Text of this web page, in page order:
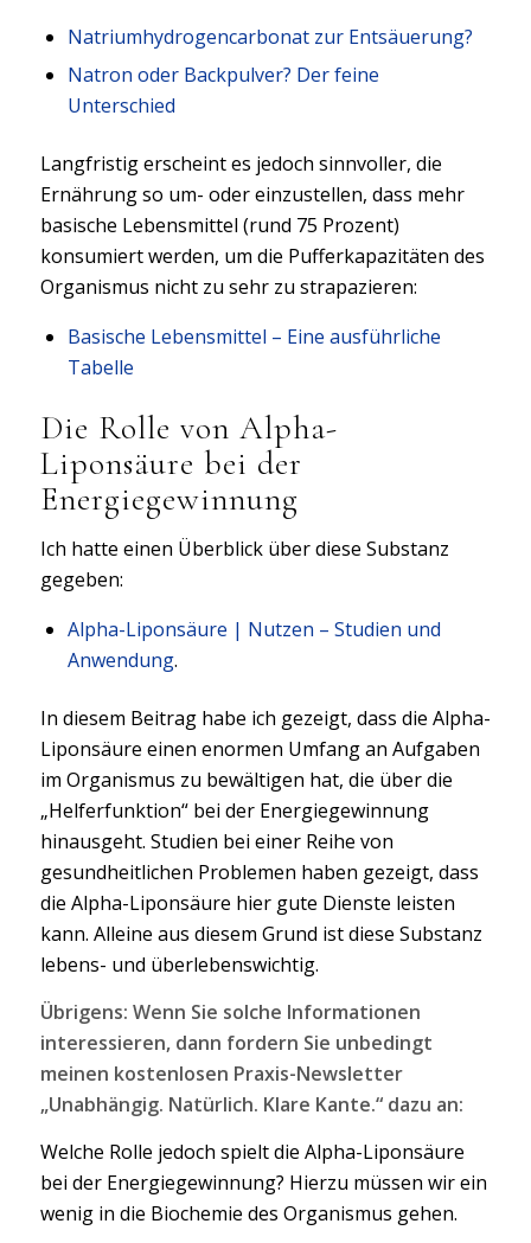
Natriumhydrogencarbonat zur Entsäuerung?
Natron oder Backpulver? Der feine
Unterschied
Langfristig erscheint es jedoch sinnvoller, die
Ernährung so um- oder einzustellen, dass mehr
basische Lebensmittel (rund 75 Prozent)
konsumiert werden, um die Pufferkapazitäten des
Organismus nicht zu sehr zu strapazieren:
Basische Lebensmittel – Eine ausführliche
Tabelle
Die Rolle von Alpha-
Liponsäure bei der
Energiegewinnung
Ich hatte einen Überblick über diese Substanz
gegeben:
Alpha-Liponsäure | Nutzen – Studien und
Anwendung.
In diesem Beitrag habe ich gezeigt, dass die Alpha-
Liponsäure einen enormen Umfang an Aufgaben
im Organismus zu bewältigen hat, die über die
„Helferfunktion“ bei der Energiegewinnung
hinausgeht. Studien bei einer Reihe von
gesundheitlichen Problemen haben gezeigt, dass
die Alpha-Liponsäure hier gute Dienste leisten
kann. Alleine aus diesem Grund ist diese Substanz
lebens- und überlebenswichtig.
Übrigens: Wenn Sie solche Informationen
interessieren, dann fordern Sie unbedingt
meinen kostenlosen Praxis-Newsletter
„Unabhängig. Natürlich. Klare Kante.“ dazu an:
Welche Rolle jedoch spielt die Alpha-Liponsäure
bei der Energiegewinnung? Hierzu müssen wir ein
wenig in die Biochemie des Organismus gehen.